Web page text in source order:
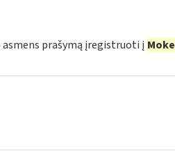
prašymą įregistruoti į